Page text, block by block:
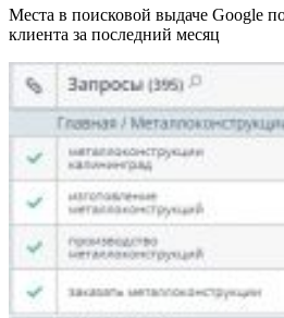
Места в поисковой выдаче Google
клиента за последний месяц